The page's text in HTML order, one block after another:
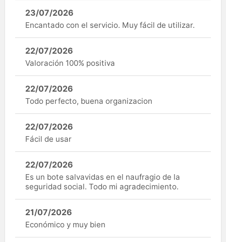
23/07/2026
Encantado con el servicio. Muy fácil de utilizar.
22/07/2026
Valoración 100% positiva
22/07/2026
Todo perfecto, buena organizacion
22/07/2026
Fácil de usar
22/07/2026
Es un bote salvavidas en el naufragio de la
seguridad social. Todo mi agradecimiento.
21/07/2026
Económico y muy bien